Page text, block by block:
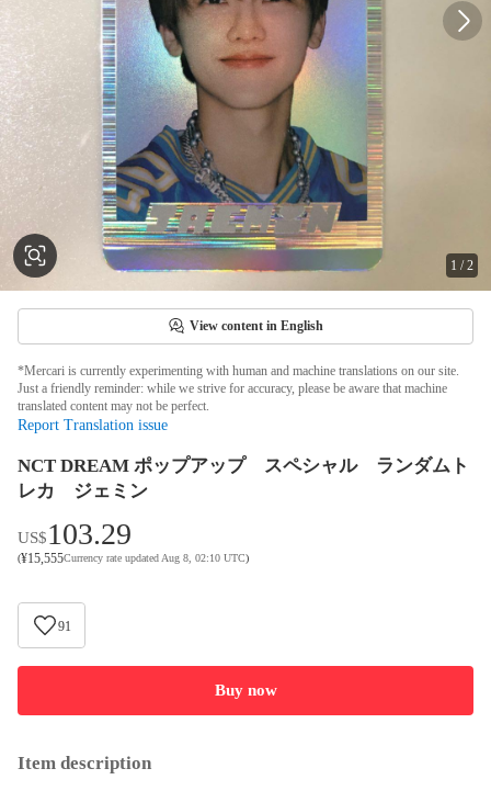
1 /2
View content in English
*Mercari is currently experimenting with human and machine translations on our site.
Just a friendly reminder: while we strive for accuracy, please be aware that machine
translated content may not be perfect.
Report Translation issue
NCT DREAM ポップアップ スペシャル ランダムト
レカ ジェミン
US$103.29
(¥15,555Currency rate updated Aug 8, 02:10 UTC)
91
Buy now
Item description